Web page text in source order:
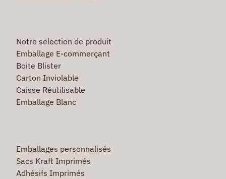
Notre selection de produit
Emballage E-commerçant
Boite Blister
Carton Inviolable
Caisse Réutilisable
Emballage Blanc
Emballages personnalisés
Sacs Kraft Imprimés
Adhésifs Imprimés